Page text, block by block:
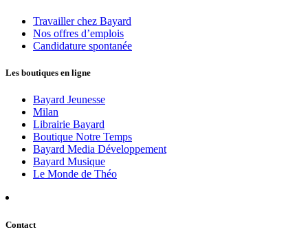
Travailler chez Bayard
Nos offres d’emplois
Candidature spontanée
Les boutiques en ligne
Bayard Jeunesse
Milan
Librairie Bayard
Boutique Notre Temps
Bayard Media Développement
Bayard Musique
Le Monde de Théo
Contact